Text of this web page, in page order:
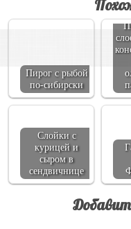
Пирог с рыбой
по-сибирски
Слойки с
курицей и
сыром в
сендвичнице